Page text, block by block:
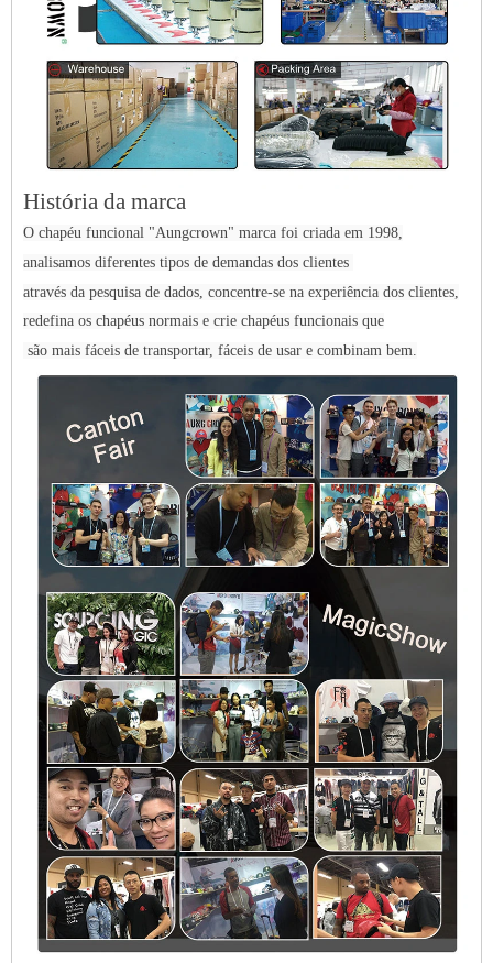
História da marca
O chapéu funcional "Aungcrown" marca foi criada em 1998,
analisamos diferentes tipos de demandas dos clientes
através da pesquisa de dados, concentre-se na experiência dos clientes,
redefina os chapéus normais e crie chapéus funcionais que
são mais fáceis de transportar, fáceis de usar e combinam bem.